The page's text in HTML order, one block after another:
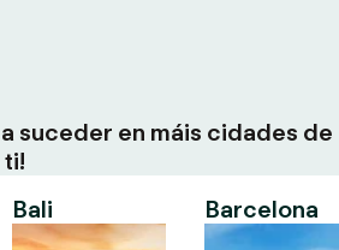
suceder en máis cidades de
Bali Barcelona